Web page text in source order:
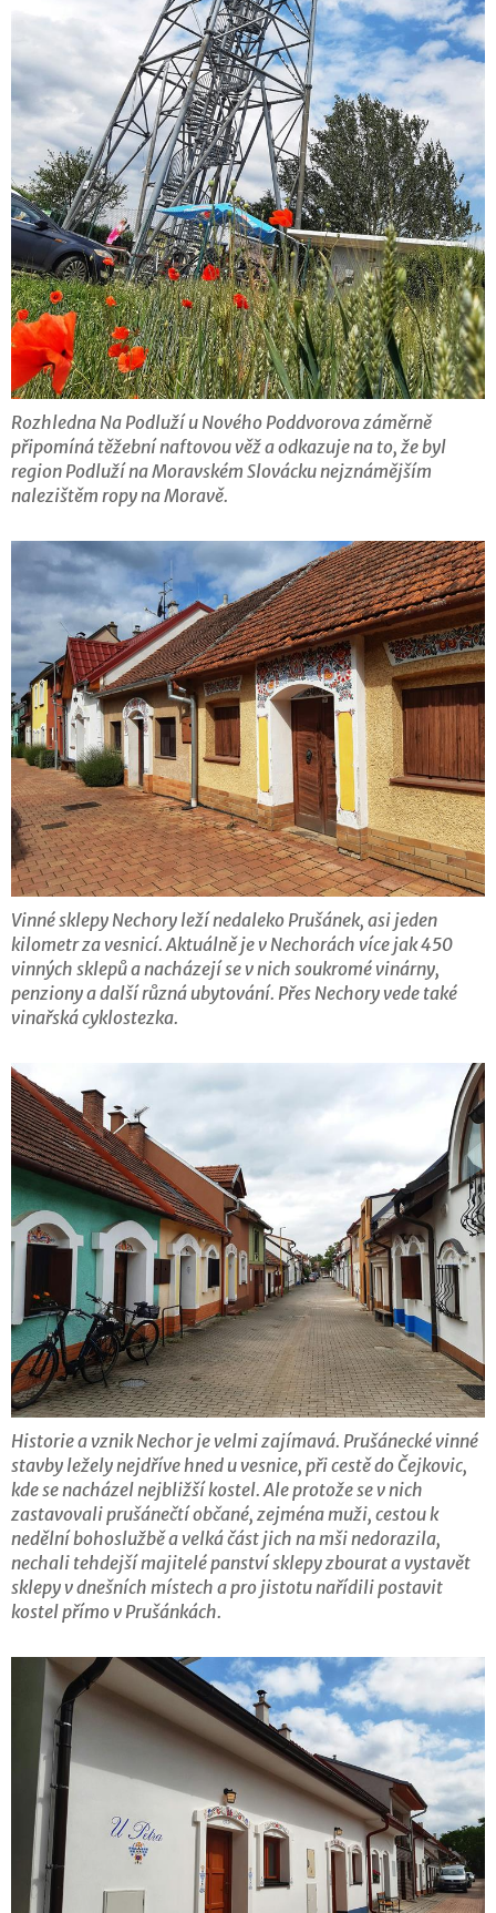
Rozhledna Na Podluží u Nového Poddvorova záměrně
připomíná těžební naftovou věž a odkazuje na to, že byl
region Podluží na Moravském Slovácku nejznámějším
nalezištěm ropy na Moravě.
Vinné sklepy Nechory leží nedaleko Prušánek, asi jeden
kilometr za vesnicí. Aktuálně je v Nechorách více jak 450
vinných sklepů a nacházejí se v nich soukromé vinárny,
penziony a další různá ubytování. Přes Nechory vede také
vinařská cyklostezka.
Historie a vznik Nechor je velmi zajímavá. Prušánecké vinné
stavby ležely nejdříve hned u vesnice, při cestě do Čejkovic,
kde se nacházel nejbližší kostel. Ale protože se v nich
zastavovali prušánečtí občané, zejména muži, cestou k
nedělní bohoslužbě a velká část jich na mši nedorazila,
nechali tehdejší majitelé panství sklepy zbourat a vystavět
sklepy v dnešních místech a pro jistotu nařídili postavit
kostel přímo v Prušánkách.